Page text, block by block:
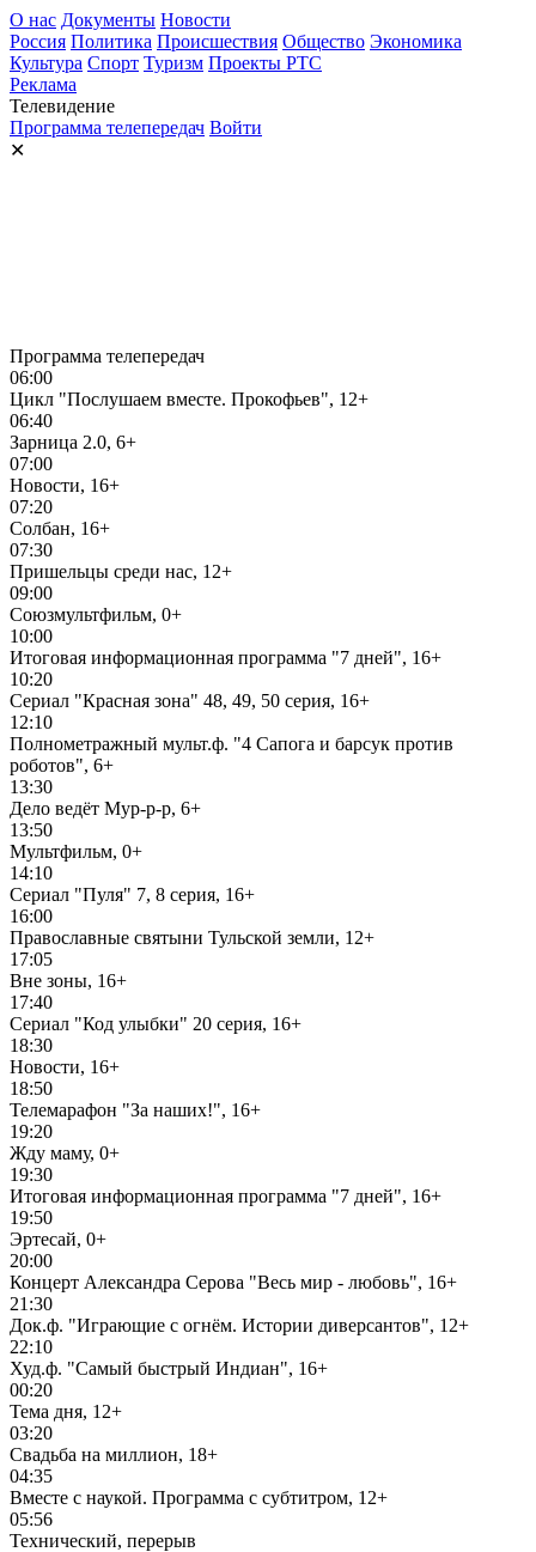
О нас Документы Новости
Россия Политика Происшествия Общество Экономика
Культура Спорт Туризм Проекты РТС
Реклама
Телевидение
Программа телепередач Войти
✕
Программа телепередач
06:00
Цикл "Послушаем вместе. Прокофьев", 12+
06:40
Зарница 2.0, 6+
07:00
Новости, 16+
07:20
Солбан, 16+
07:30
Пришельцы среди нас, 12+
09:00
Союзмультфильм, 0+
10:00
Итоговая информационная программа "7 дней", 16+
10:20
Сериал "Красная зона" 48, 49, 50 серия, 16+
12:10
Полнометражный мульт.ф. "4 Сапога и барсук против
роботов", 6+
13:30
Дело ведёт Мур-р-р, 6+
13:50
Мультфильм, 0+
14:10
Сериал "Пуля" 7, 8 серия, 16+
16:00
Православные святыни Тульской земли, 12+
17:05
Вне зоны, 16+
17:40
Сериал "Код улыбки" 20 серия, 16+
18:30
Новости, 16+
18:50
Телемарафон "За наших!", 16+
19:20
Жду маму, 0+
19:30
Итоговая информационная программа "7 дней", 16+
19:50
Эртесай, 0+
20:00
Концерт Александра Серова "Весь мир - любовь", 16+
21:30
Док.ф. "Играющие с огнём. Истории диверсантов", 12+
22:10
Худ.ф. "Самый быстрый Индиан", 16+
00:20
Тема дня, 12+
03:20
Свадьба на миллион, 18+
04:35
Вместе с наукой. Программа с субтитром, 12+
05:56
Технический, перерыв